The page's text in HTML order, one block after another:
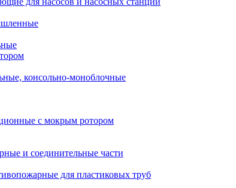
консольно-моноблочные
с мокрым ротором
и соединительные части
для пластиковых труб